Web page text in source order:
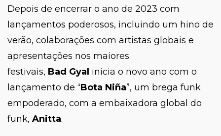
Depois de encerrar o ano de 2023 com
lançamentos poderosos, incluindo um hino de
verão, colaborações com artistas globais e
apresentações nos maiores
festivais, Bad Gyal inicia o novo ano com o
lançamento de “Bota Niña”, um brega funk
empoderado, com a embaixadora global do
funk, Anitta.